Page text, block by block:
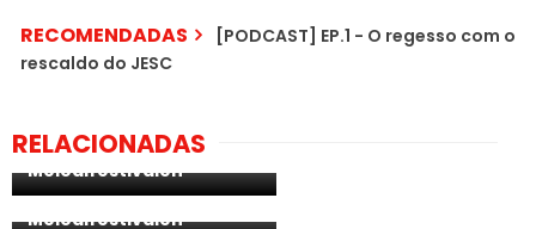
RECOMENDADAS
[PODCAST] EP.1 - O regesso com o
rescaldo do JESC
RELACIONADAS
primeira semifinal do
Melodifestivalen
[PODCAST] EP. 3 - O
Clickbait do
Melodifestivalen